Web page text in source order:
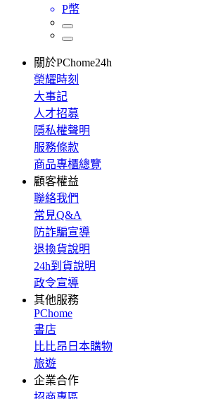
P幣
關於PChome24h
榮耀時刻
大事記
人才招募
隱私權聲明
服務條款
商品專櫃總覽
顧客權益
聯絡我們
常見Q&A
防詐騙宣導
退換貨說明
24h到貨說明
政令宣導
其他服務
PChome
書店
比比昂日本購物
旅遊
企業合作